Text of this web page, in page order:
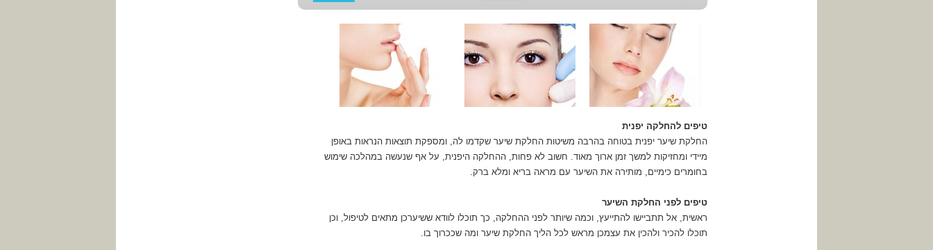
טיפים להחלקה יפנית
החלקת שיער יפנית בטוחה בהרבה משיטות החלקת שיער שקדמו לה, ומספקת תוצאות הנראות באופן
מיידי ומחזיקות למשך זמן ארוך מאוד. חשוב לא פחות, ההחלקה היפנית, על אף שנעשה במהלכה שימוש
בחומרים כימיים, מותירה את השיער עם מראה בריא ומלא ברק.
טיפים לפני החלקת השיער
ראשית, אל תתביישו להתייעץ, וכמה שיותר לפני ההחלקה, כך תוכלו לוודא ששיערכן מתאים לטיפול, וכן
תוכלו להכיר ולהכין את עצמכן מראש לכל הליך החלקת שיער ומה שככרוך בו.